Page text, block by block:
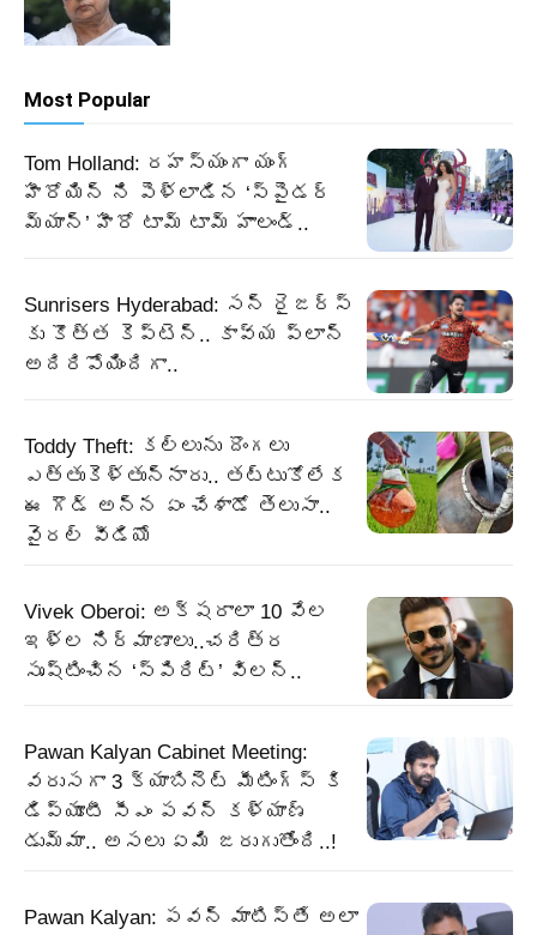
Most Popular
Tom Holland: రహస్యంగా యంగ్
హీరోయిన్ ని పెళ్లాడిన ‘స్పైడర్
మ్యాన్’ హీరో టామ్ టామ్ హాలండ్..
Sunrisers Hyderabad: సన్ రైజర్స్
కు కొత్త కెప్టెన్.. కావ్య ప్లాన్
అదిరిపోయిందిగా..
Toddy Theft: కల్లును దొంగలు
ఎత్తుకెళ్తున్నారు.. తట్టుకోలేక
ఈ గౌడ్ అన్న ఏం చేశాడో తెలుసా..
వైరల్ వీడియో
Vivek Oberoi: అక్షరాలా 10 వేల
ఇళ్ల నిర్మాణాలు..చరిత్ర
సృష్టించిన ‘స్పిరిట్’ విలన్..
Pawan Kalyan Cabinet Meeting:
వరుసగా 3 క్యాబినెట్ మీటింగ్స్ కి
డిప్యూటీ సీఎం పవన్ కళ్యాణ్
డుమ్మా.. అసలు ఏమి జరుగుతోంది..!
Pawan Kalyan: పవన్ మాటిస్తే అలా